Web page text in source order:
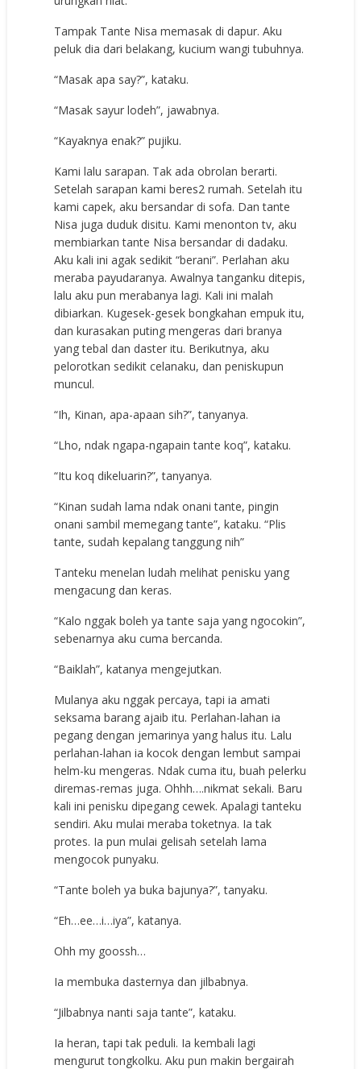
Tampak Tante Nisa memasak di dapur. Aku
peluk dia dari belakang, kucium wangi tubuhnya.
“Masak apa say?”, kataku.
“Masak sayur lodeh”, jawabnya.
“Kayaknya enak?” pujiku.
Kami lalu sarapan. Tak ada obrolan berarti.
Setelah sarapan kami beres2 rumah. Setelah itu
kami capek, aku bersandar di sofa. Dan tante
Nisa juga duduk disitu. Kami menonton tv, aku
membiarkan tante Nisa bersandar di dadaku.
Aku kali ini agak sedikit “berani”. Perlahan aku
meraba payudaranya. Awalnya tanganku ditepis,
lalu aku pun merabanya lagi. Kali ini malah
dibiarkan. Kugesek-gesek bongkahan empuk itu,
dan kurasakan puting mengeras dari branya
yang tebal dan daster itu. Berikutnya, aku
pelorotkan sedikit celanaku, dan peniskupun
muncul.
“Ih, Kinan, apa-apaan sih?”, tanyanya.
“Lho, ndak ngapa-ngapain tante koq”, kataku.
“Itu koq dikeluarin?”, tanyanya.
“Kinan sudah lama ndak onani tante, pingin
onani sambil memegang tante”, kataku. “Plis
tante, sudah kepalang tanggung nih”
Tanteku menelan ludah melihat penisku yang
mengacung dan keras.
“Kalo nggak boleh ya tante saja yang ngocokin”,
sebenarnya aku cuma bercanda.
“Baiklah”, katanya mengejutkan.
Mulanya aku nggak percaya, tapi ia amati
seksama barang ajaib itu. Perlahan-lahan ia
pegang dengan jemarinya yang halus itu. Lalu
perlahan-lahan ia kocok dengan lembut sampai
helm-ku mengeras. Ndak cuma itu, buah pelerku
diremas-remas juga. Ohhh….nikmat sekali. Baru
kali ini penisku dipegang cewek. Apalagi tanteku
sendiri. Aku mulai meraba toketnya. Ia tak
protes. Ia pun mulai gelisah setelah lama
mengocok punyaku.
“Tante boleh ya buka bajunya?”, tanyaku.
“Eh…ee…i…iya”, katanya.
Ohh my goossh…
Ia membuka dasternya dan jilbabnya.
“Jilbabnya nanti saja tante”, kataku.
Ia heran, tapi tak peduli. Ia kembali lagi
mengurut tongkolku. Aku pun makin bergairah